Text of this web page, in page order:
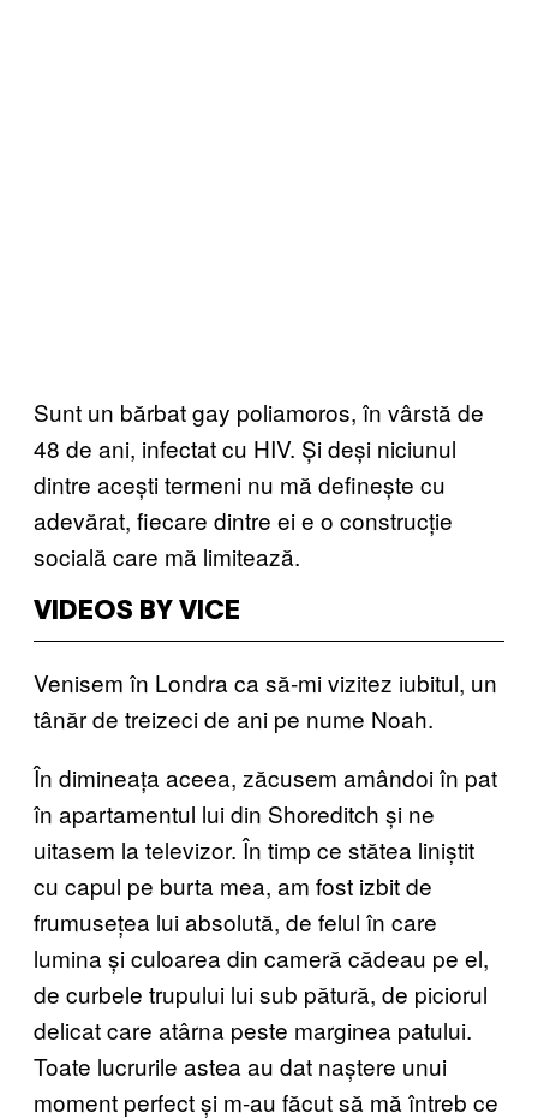
Sunt un bărbat gay poliamoros, în vârstă de
48 de ani, infectat cu HIV. Și deși niciunul
dintre acești termeni nu mă definește cu
adevărat, fiecare dintre ei e o construcție
socială care mă limitează.
VIDEOS BY VICE
Venisem în Londra ca să-mi vizitez iubitul, un
tânăr de treizeci de ani pe nume Noah.
În dimineața aceea, zăcusem amândoi în pat
în apartamentul lui din Shoreditch și ne
uitasem la televizor. În timp ce stătea liniștit
cu capul pe burta mea, am fost izbit de
frumusețea lui absolută, de felul în care
lumina și culoarea din cameră cădeau pe el,
de curbele trupului lui sub pătură, de piciorul
delicat care atârna peste marginea patului.
Toate lucrurile astea au dat naștere unui
moment perfect și m-au făcut să mă întreb ce